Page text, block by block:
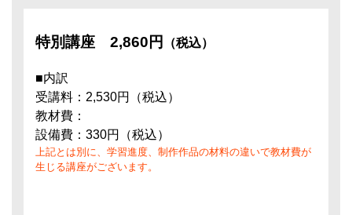
特別講座 2,860円 （税込）
■内訳
受講料：2,530円（税込）
教材費：
設備費：330円（税込）
上記とは別に、学習進度、制作作品の材料の違いで教材費が
生じる講座がございます。